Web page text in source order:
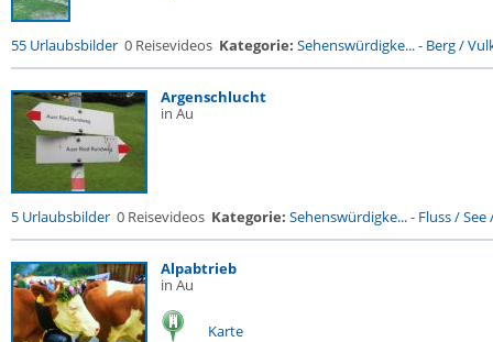
55 Urlaubsbilder 0 Reisevideos Kategorie: Sehenswürdigke...- Berg /
Argenschlucht
in Au
5 Urlaubsbilder 0 Reisevideos Kategorie: Sehenswürdigke...- Fluss / See
Alpabtrieb
in Au
Karte